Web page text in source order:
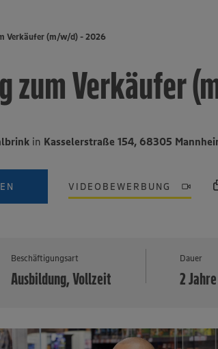
Abschlussarbeiten
Werkstudierendentätigkeit
Direkteinstieg
Noch
Lebensmittelproduktion
Lager & Logistik
EDEKA-
EDEKA
EDEKA-
Verkäufer (m/w/d) - 2026
zum Verkäufer
in Kasselerstraße 154, 68305
VIDEOBEWERBUNG
Beschäftigungsart
Ausbildung, Vollzeit
Dauer
2 Jahre